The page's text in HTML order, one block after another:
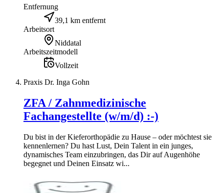
Entfernung
39,1 km entfernt
Arbeitsort
Niddatal
Arbeitszeitmodell
Vollzeit
Praxis Dr. Inga Gohn
ZFA / Zahnmedizinische
Fachangestellte (w/m/d) :-)
Du bist in der Kieferorthopädie zu Hause – oder möchtest sie
kennenlernen? Du hast Lust, Dein Talent in ein junges,
dynamisches Team einzubringen, das Dir auf Augenhöhe
begegnet und Deinen Einsatz wi...